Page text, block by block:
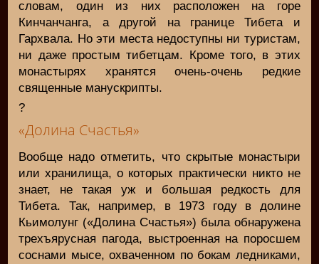
словам, один из них расположен на горе
Кинчанчанга, а другой на границе Тибета и
Гархвала. Но эти места недоступны ни туристам,
ни даже простым тибетцам. Кроме того, в этих
монастырях хранятся очень-очень редкие
священные манускрипты.
?
«Долина Счастья»
Вообще надо отметить, что скрытые монастыри
или хранилища, о которых практически никто не
знает, не такая уж и большая редкость для
Тибета. Так, например, в 1973 году в долине
Кьимолунг («Долина Счастья») была обнаружена
трехъярусная пагода, выстроенная на поросшем
соснами мысе, охваченном по бокам ледниками,